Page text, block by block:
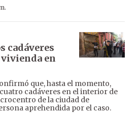
cadáveres
en
que, hasta el momento,
cadáveres en el interior de
de la ciudad de
aprehendida por el caso.